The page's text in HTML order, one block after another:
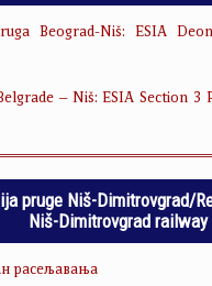
Beograd-Niš: ESIA
– Niš: ESIA Section 3
pruge Niš-Dimitrovgrad/
Niš-Dimitrovgrad railway
расељавања